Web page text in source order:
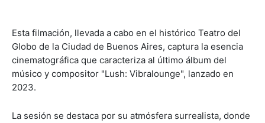
Esta filmación, llevada a cabo en el histórico Teatro del
Globo de la Ciudad de Buenos Aires, captura la esencia
cinematográfica que caracteriza al último álbum del
músico y compositor "Lush: Vibralounge", lanzado en
2023.
La sesión se destaca por su atmósfera surrealista, donde